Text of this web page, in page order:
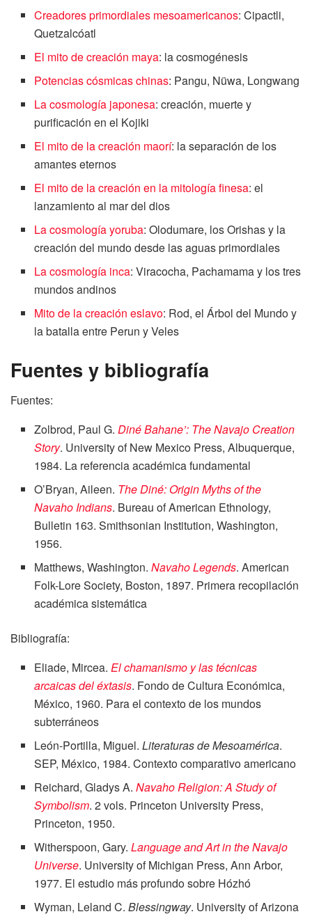
Creadores primordiales mesoamericanos: Cipactli,
Quetzalcóatl
El mito de creación maya: la cosmogénesis
Potencias cósmicas chinas: Pangu, Nüwa, Longwang
La cosmología japonesa: creación, muerte y
purificación en el Kojiki
El mito de la creación maorí: la separación de los
amantes eternos
El mito de la creación en la mitología finesa: el
lanzamiento al mar del dios
La cosmología yoruba: Olodumare, los Orishas y la
creación del mundo desde las aguas primordiales
La cosmología inca: Viracocha, Pachamama y los tres
mundos andinos
Mito de la creación eslavo: Rod, el Árbol del Mundo y
la batalla entre Perun y Veles
Fuentes y bibliografía
Fuentes:
Zolbrod, Paul G.Diné Bahane’: The Navajo Creation
Story. University of New Mexico Press, Albuquerque,
1984. La referencia académica fundamental
O’Bryan, Aileen. The Diné: Origin Myths of the
Navaho Indians. Bureau of American Ethnology,
Bulletin 163. Smithsonian Institution, Washington,
1956.
Matthews, Washington.Navaho Legends. American
Folk-Lore Society, Boston, 1897. Primera recopilación
académica sistemática
Bibliografía:
Eliade, Mircea.El chamanismo y las técnicas
arcaicas del éxtasis. Fondo de Cultura Económica,
México, 1960. Para el contexto de los mundos
subterráneos
León-Portilla, Miguel.Literaturas de Mesoamérica.
SEP, México, 1984. Contexto comparativo americano
Reichard, Gladys A.Navaho Religion: A Study of
Symbolism. 2 vols. Princeton University Press,
Princeton, 1950.
Witherspoon, Gary.Language and Art in the Navajo
Universe. University of Michigan Press, Ann Arbor,
1977. El estudio más profundo sobre Hózhó
Wyman, Leland C.Blessingway. University of Arizona